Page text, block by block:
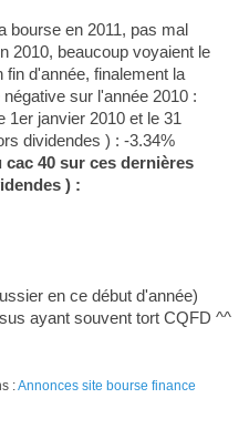
bourse en 2011, pas mal
2010, beaucoup voyaient le
d'année, finalement la
sur l'année 2010 :
1er janvier 2010 et le 31
dividendes ) : -3.34%
40 sur ces dernières
) :
en ce début d'année)
ayant souvent tort CQFD ^^
:Annonces site bourse finance